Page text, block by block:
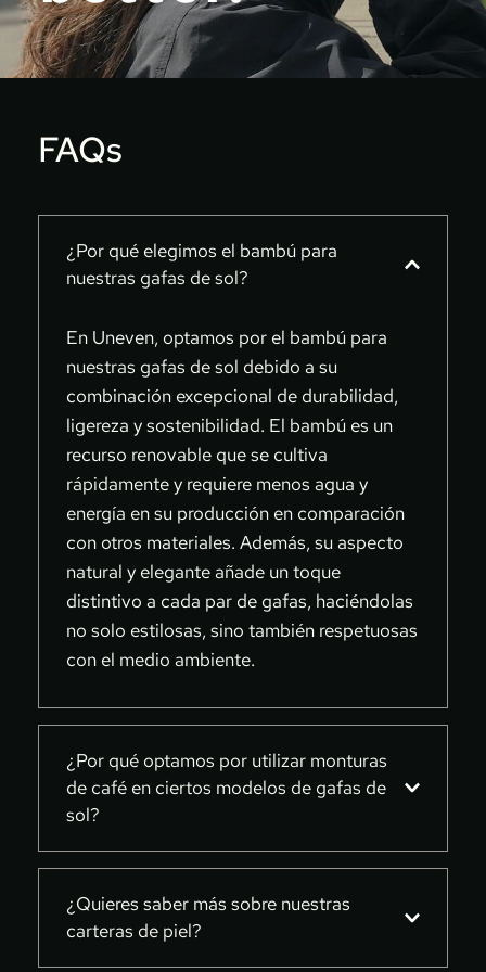
FAQs
¿Por qué elegimos el bambú para
nuestras gafas de sol?
En Uneven, optamos por el bambú para
nuestras gafas de sol debido a su
combinación excepcional de durabilidad,
ligereza y sostenibilidad. El bambú es un
recurso renovable que se cultiva
rápidamente y requiere menos agua y
energía en su producción en comparación
con otros materiales. Además, su aspecto
natural y elegante añade un toque
distintivo a cada par de gafas, haciéndolas
no solo estilosas, sino también respetuosas
con el medio ambiente.
¿Por qué optamos por utilizar monturas
de café en ciertos modelos de gafas de
sol?
En Uneven, nos comprometemos con la
innovación y la sostenibilidad. Es por eso
que incorporamos monturas de café
reciclados en nuestras gafas de sol. Este
¿Quieres saber más sobre nuestras
carteras de piel?